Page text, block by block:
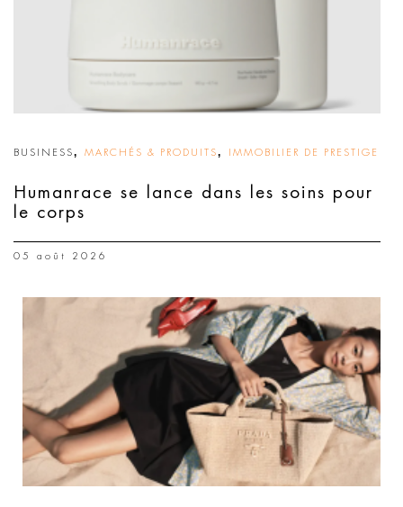
BUSINESS, MARCHÉS & PRODUITS, IMMOBILIER DE PRESTIGE
Humanrace se lance dans les soins pour
le corps
05 août 2026